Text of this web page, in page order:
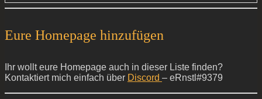
Eure Homepage hinzufügen
Ihr wollt eure Homepage auch in dieser Liste finden?
Kontaktiert mich einfach über Discord – eRnstl#9379